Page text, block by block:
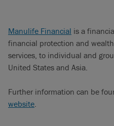
Manulife Financial is a
financial protection and
services, to individual and
United States and Asia.
Further information can be
website.